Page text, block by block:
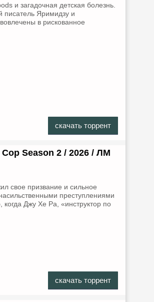
и загадочная детская болезнь.
писатель Яримидзу и
в рискованное
скачать торрент
Season 2 / 2026 / ЛМ
свое призвание и сильное
преступлениями
Джу Хе Ра, «инструктор по
скачать торрент